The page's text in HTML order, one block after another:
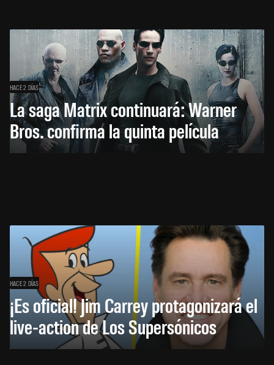
HACE 2 DÍAS
La saga Matrix continuará: Warner
Bros. confirma la quinta película
HACE 2 DÍAS
¡Es oficial! Jim Carrey protagonizará el
live-action de Los Supersónicos